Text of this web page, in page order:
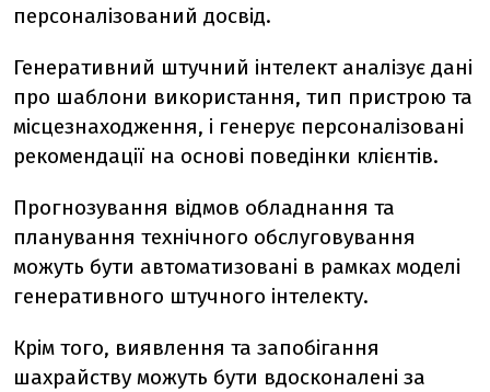
персоналізований досвід.
Генеративний штучний інтелект аналізує дані
про шаблони використання, тип пристрою та
місцезнаходження, і генерує персоналізовані
рекомендації на основі поведінки клієнтів.
Прогнозування відмов обладнання та
планування технічного обслуговування
можуть бути автоматизовані в рамках моделі
генеративного штучного інтелекту.
Крім того, виявлення та запобігання
шахрайству можуть бути вдосконалені за